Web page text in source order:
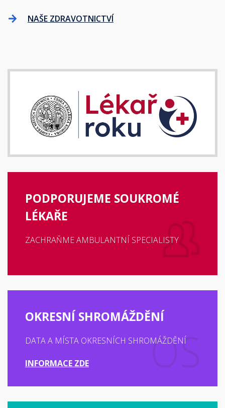
NAŠE ZDRAVOTNICTVÍ
PODPORUJEME SOUKROMÉ
LÉKAŘE
ZACHRAŇME AMBULANTNÍ SPECIALISTY
OKRESNÍ SHROMÁŽDĚNÍ
DATA A MÍSTA OKRESNÍCH SHROMÁŽDĚNÍ
INFORMACE ZDE